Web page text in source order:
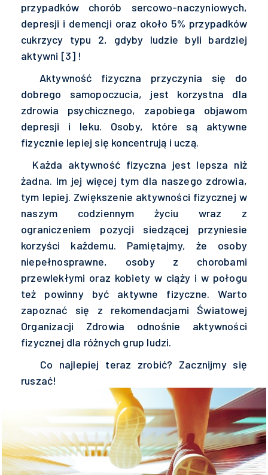
przypadków chorób sercowo-naczyniowych,
depresji i demencji oraz około 5% przypadków
cukrzycy typu 2, gdyby ludzie byli bardziej
aktywni [3] !
Aktywność fizyczna przyczynia się do
dobrego samopoczucia, jest korzystna dla
zdrowia psychicznego, zapobiega objawom
depresji i leku. Osoby, które są aktywne
fizycznie lepiej się koncentrują i uczą.
Każda aktywność fizyczna jest lepsza niż
żadna. Im jej więcej tym dla naszego zdrowia,
tym lepiej. Zwiększenie aktywności fizycznej w
naszym codziennym życiu wraz z
ograniczeniem pozycji siedzącej przyniesie
korzyści każdemu. Pamiętajmy, że osoby
niepełnosprawne, osoby z chorobami
przewlekłymi oraz kobiety w ciąży i w połogu
też powinny być aktywne fizyczne. Warto
zapoznać się z rekomendacjami Światowej
Organizacji Zdrowia odnośnie aktywności
fizycznej dla różnych grup ludzi.
Co najlepiej teraz zrobić? Zacznijmy się
ruszać!